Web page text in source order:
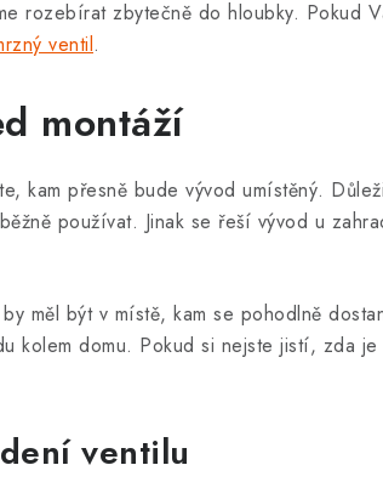
rozebírat zbytečně do hloubky. Pokud
ventil.
montáží
kam přesně bude vývod umístěný.
používat. Jinak se řeší vývod u
měl být v místě, kam se pohodlně
kolem domu. Pokud si nejste jistí, zda
ventilu